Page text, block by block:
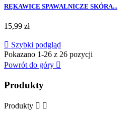
RĘKAWICE SPAWALNICZE SKÓRA...
Cena
15,99 zł
 Szybki podgląd
Pokazano 1-26 z 26 pozycji
Powrót do góry 
Produkty
Produkty  